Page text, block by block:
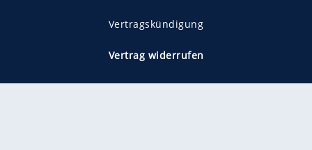
Vertragskündigung
Vertrag widerrufen